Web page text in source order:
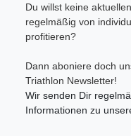
Du willst keine
regelmäßig von
profitieren?
Dann aboniere doch
Triathlon Newsletter!
Wir senden Dir
Informationen zu